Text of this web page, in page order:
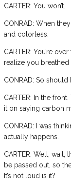
CARTER: You won’t.
CONRAD: When
and colorless.
CARTER: You’re
realize you breathed
CONRAD: So
CARTER: In the
it on saying carbon
CONRAD: I was
actually happens.
CARTER: Well, wait,
be passed out, so
It’s not loud is it?